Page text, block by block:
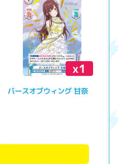
x1
バースオブウィング 甘奈